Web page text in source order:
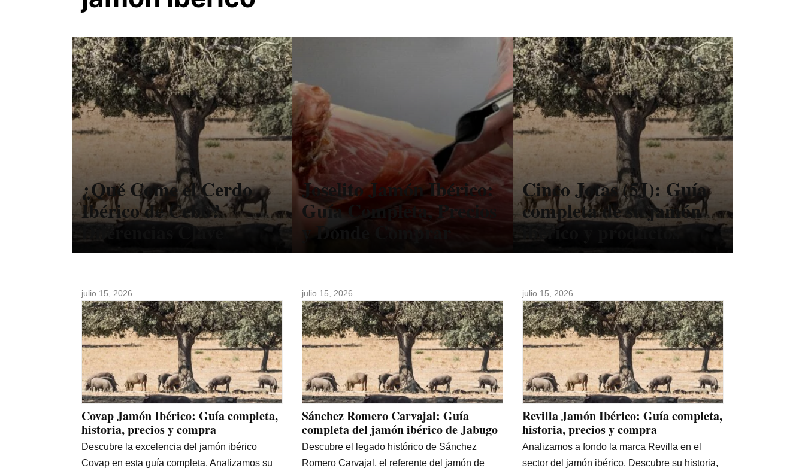
¿Qué Come el Cerdo
Ibérico de Cebo?
Diferencias Clave
Joselito Jamón Ibérico:
Guía Completa, Precios
y Dónde Comprar
Cinco Jotas (5J): Guía
completa de su jamón
ibérico y productos
julio 15, 2026
Covap Jamón Ibérico: Guía completa,
historia, precios y compra
Descubre la excelencia del jamón ibérico
Covap en esta guía completa. Analizamos su
julio 15, 2026
Sánchez Romero Carvajal: Guía
completa del jamón ibérico de Jabugo
Descubre el legado histórico de Sánchez
Romero Carvajal, el referente del jamón de
julio 15, 2026
Revilla Jamón Ibérico: Guía completa,
historia, precios y compra
Analizamos a fondo la marca Revilla en el
sector del jamón ibérico. Descubre su historia,